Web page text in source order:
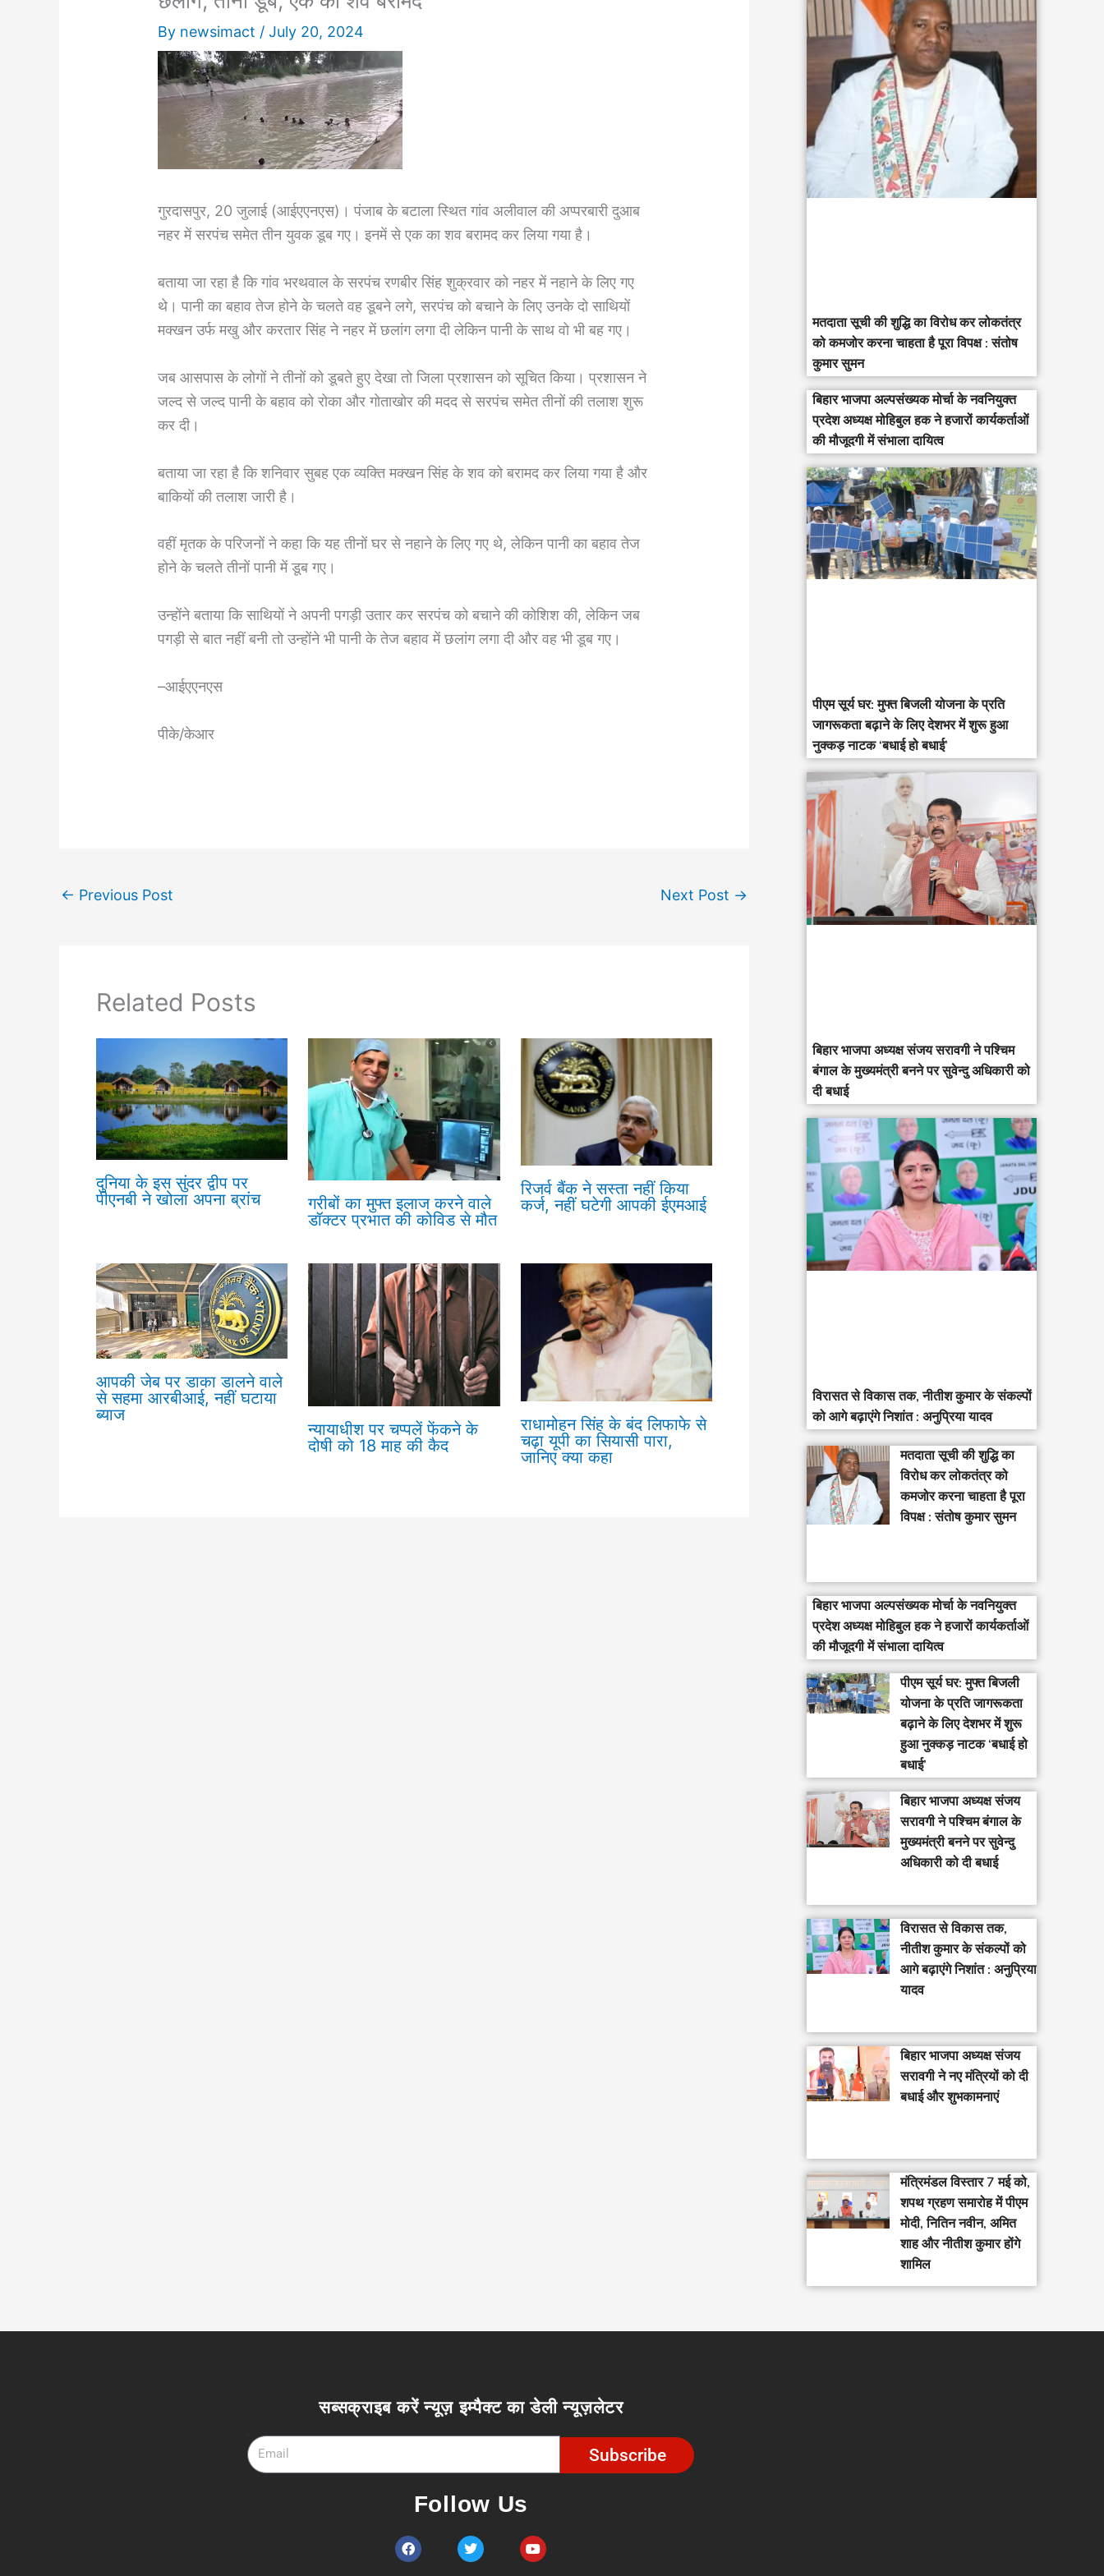
By newsimact /July 20, 2024
गुरदासपुर, 20 जुलाई (आईएएनएस)। पंजाब के बटाला स्थित गांव अलीवाल की अप्परबारी दुआब
नहर में सरपंच समेत तीन युवक डूब गए। इनमें से एक का शव बरामद कर लिया गया है।
बताया जा रहा है कि गांव भरथवाल के सरपंच रणबीर सिंह शुक्रवार को नहर में नहाने के लिए गए
थे। पानी का बहाव तेज होने के चलते वह डूबने लगे, सरपंच को बचाने के लिए उनके दो साथियों
मक्खन उर्फ मखु और करतार सिंह ने नहर में छलांग लगा दी लेकिन पानी के साथ वो भी बह गए।
जब आसपास के लोगों ने तीनों को डूबते हुए देखा तो जिला प्रशासन को सूचित किया। प्रशासन ने
जल्द से जल्द पानी के बहाव को रोका और गोताखोर की मदद से सरपंच समेत तीनों की तलाश शुरू
कर दी।
बताया जा रहा है कि शनिवार सुबह एक व्यक्ति मक्खन सिंह के शव को बरामद कर लिया गया है और
बाकियों की तलाश जारी है।
वहीं मृतक के परिजनों ने कहा कि यह तीनों घर से नहाने के लिए गए थे, लेकिन पानी का बहाव तेज
होने के चलते तीनों पानी में डूब गए।
उन्होंने बताया कि साथियों ने अपनी पगड़ी उतार कर सरपंच को बचाने की कोशिश की, लेकिन जब
पगड़ी से बात नहीं बनी तो उन्होंने भी पानी के तेज बहाव में छलांग लगा दी और वह भी डूब गए।
–आईएएनएस
पीके/केआर
← Previous Post Next Post →
Related Posts
दुनिया के इस सुंदर द्वीप पर
पीएनबी ने खोला अपना ब्रांच
गरीबों का मुफ्त इलाज करने वाले
डॉक्टर प्रभात की कोविड से मौत
रिजर्व बैंक ने सस्ता नहीं किया
कर्ज, नहीं घटेगी आपकी ईएमआई
आपकी जेब पर डाका डालने वाले
से सहमा आरबीआई, नहीं घटाया
ब्याज
न्यायाधीश पर चप्पलें फेंकने के
दोषी को 18 माह की कैद
राधामोहन सिंह के बंद लिफाफे से
चढ़ा यूपी का सियासी पारा,
जानिए क्या कहा
मतदाता सूची की शुद्धि का विरोध कर लोकतंत्र
को कमजोर करना चाहता है पूरा विपक्ष : संतोष
कुमार सुमन
बिहार भाजपा अल्पसंख्यक मोर्चा के नवनियुक्त
प्रदेश अध्यक्ष मोहिबुल हक ने हजारों कार्यकर्ताओं
की मौजूदगी में संभाला दायित्व
पीएम सूर्य घर: मुफ्त बिजली योजना के प्रति
जागरूकता बढ़ाने के लिए देशभर में शुरू हुआ
नुक्कड़ नाटक ‘बधाई हो बधाई’
‎बिहार भाजपा अध्यक्ष संजय सरावगी ने पश्चिम
बंगाल के मुख्यमंत्री बनने पर सुवेन्दु अधिकारी को
दी बधाई
विरासत से विकास तक, नीतीश कुमार के संकल्पों
को आगे बढ़ाएंगे निशांत : अनुप्रिया यादव
मतदाता सूची की शुद्धि का
विरोध कर लोकतंत्र को
कमजोर करना चाहता है पूरा
विपक्ष : संतोष कुमार सुमन
बिहार भाजपा अल्पसंख्यक मोर्चा के नवनियुक्त
प्रदेश अध्यक्ष मोहिबुल हक ने हजारों कार्यकर्ताओं
की मौजूदगी में संभाला दायित्व
पीएम सूर्य घर: मुफ्त बिजली
योजना के प्रति जागरूकता
बढ़ाने के लिए देशभर में शुरू
हुआ नुक्कड़ नाटक ‘बधाई हो
बधाई’
‎बिहार भाजपा अध्यक्ष संजय
सरावगी ने पश्चिम बंगाल के
मुख्यमंत्री बनने पर सुवेन्दु
अधिकारी को दी बधाई
विरासत से विकास तक,
नीतीश कुमार के संकल्पों को
आगे बढ़ाएंगे निशांत : अनुप्रिया
यादव
बिहार भाजपा अध्यक्ष संजय
सरावगी ने नए मंत्रियों को दी
बधाई और शुभकामनाएं
मंत्रिमंडल विस्तार 7 मई को,
शपथ ग्रहण समारोह में पीएम
मोदी, नितिन नवीन, अमित
शाह और नीतीश कुमार होंगे
शामिल
सब्सक्राइब करें न्यूज़ इम्पैक्ट का डेली न्यूज़लेटर
Subscribe
Follow Us
F
a
c
T
w
i
Y
o
u